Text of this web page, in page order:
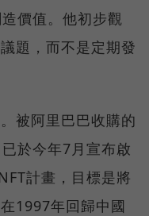
價值。他初步觀
題，而不是定期發
被阿里巴巴收購的
於今年7月宣布啟
計畫，目標是將
1997年回歸中國